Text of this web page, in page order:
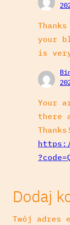
your
is
Your
there
Thanks!
Dodaj
Twój adres